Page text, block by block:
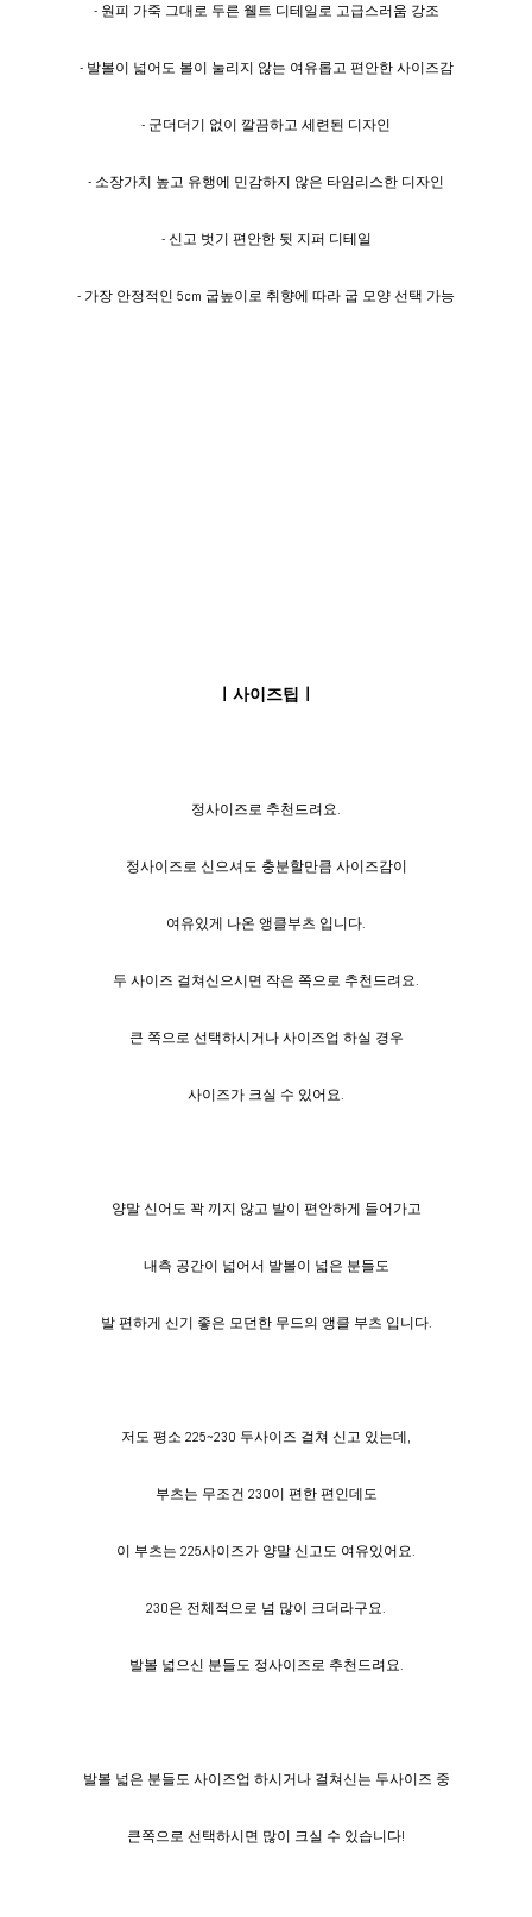
- 원피 가죽 그대로 두른 웰트 디테일로 고급스러움 강조
- 발볼이 넓어도 볼이 눌리지 않는 여유롭고 편안한 사이즈감
- 군더더기 없이 깔끔하고 세련된 디자인
- 소장가치 높고 유행에 민감하지 않은 타임리스한 디자인
- 신고 벗기 편안한 뒷 지퍼 디테일
- 가장 안정적인 5cm 굽높이로 취향에 따라 굽 모양 선택 가능
ㅣ사이즈팁ㅣ
정사이즈로 추천드려요.
정사이즈로 신으셔도 충분할만큼 사이즈감이
여유있게 나온 앵클부츠 입니다.
두 사이즈 걸쳐신으시면 작은 쪽으로 추천드려요.
큰 쪽으로 선택하시거나 사이즈업 하실 경우
사이즈가 크실 수 있어요.
양말 신어도 꽉 끼지 않고 발이 편안하게 들어가고
내측 공간이 넓어서 발볼이 넓은 분들도
발 편하게 신기 좋은 모던한 무드의 앵클 부츠 입니다.
저도 평소 225~230 두사이즈 걸쳐 신고 있는데,
부츠는 무조건 230이 편한 편인데도
이 부츠는 225사이즈가 양말 신고도 여유있어요.
230은 전체적으로 넘 많이 크더라구요.
발볼 넓으신 분들도 정사이즈로 추천드려요.
발볼 넓은 분들도 사이즈업 하시거나 걸쳐신는 두사이즈 중
큰쪽으로 선택하시면 많이 크실 수 있습니다!